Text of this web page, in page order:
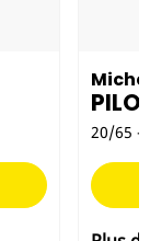
20/65 -